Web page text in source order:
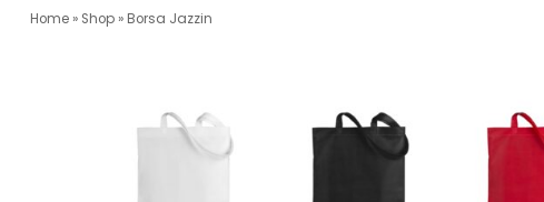
Home » Shop » Borsa Jazzin